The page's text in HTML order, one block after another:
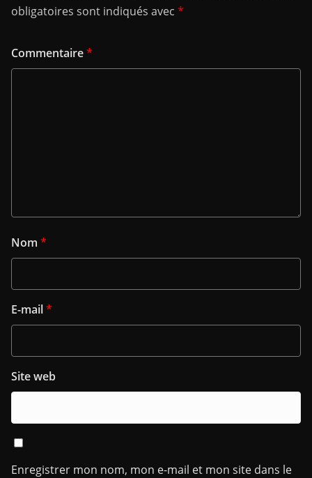
obligatoires sont indiqués avec *
Commentaire*
Nom *
E-mail*
Site web
Enregistrer mon nom, mon e-mail et mon site dans le